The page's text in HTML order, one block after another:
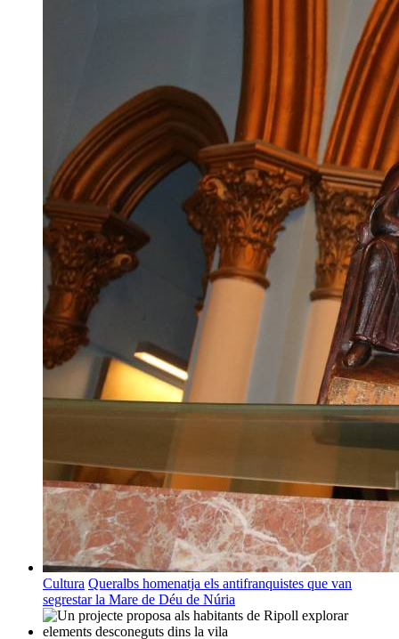
Cultura Queralbs homenatja els antifranquistes que van
segrestar la Mare de Déu de Núria